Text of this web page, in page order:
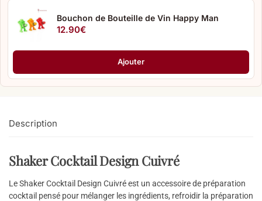
Bouchon de Bouteille de Vin Happy Man
12.90€
Ajouter
Description
Shaker Cocktail Design Cuivré
Le Shaker Cocktail Design Cuivré est un accessoire de préparation
cocktail pensé pour mélanger les ingrédients, refroidir la préparation